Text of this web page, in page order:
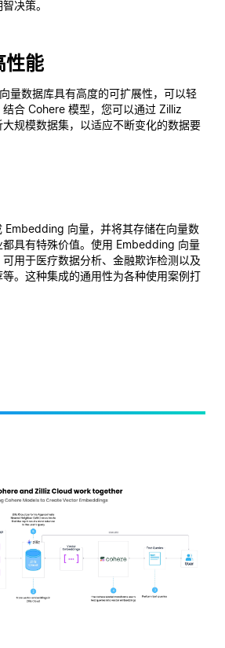
决策。
性能
量数据库具有高度的可扩展性，可以轻
合 Cohere 模型，您可以通过 Zilliz
规模数据集，以适应不断变化的数据要
Embedding 向量，并将其存储在向量数
具有特殊价值。使用 Embedding 向量
用于医疗数据分析、金融欺诈检测以及
。这种集成的通用性为各种使用案例打